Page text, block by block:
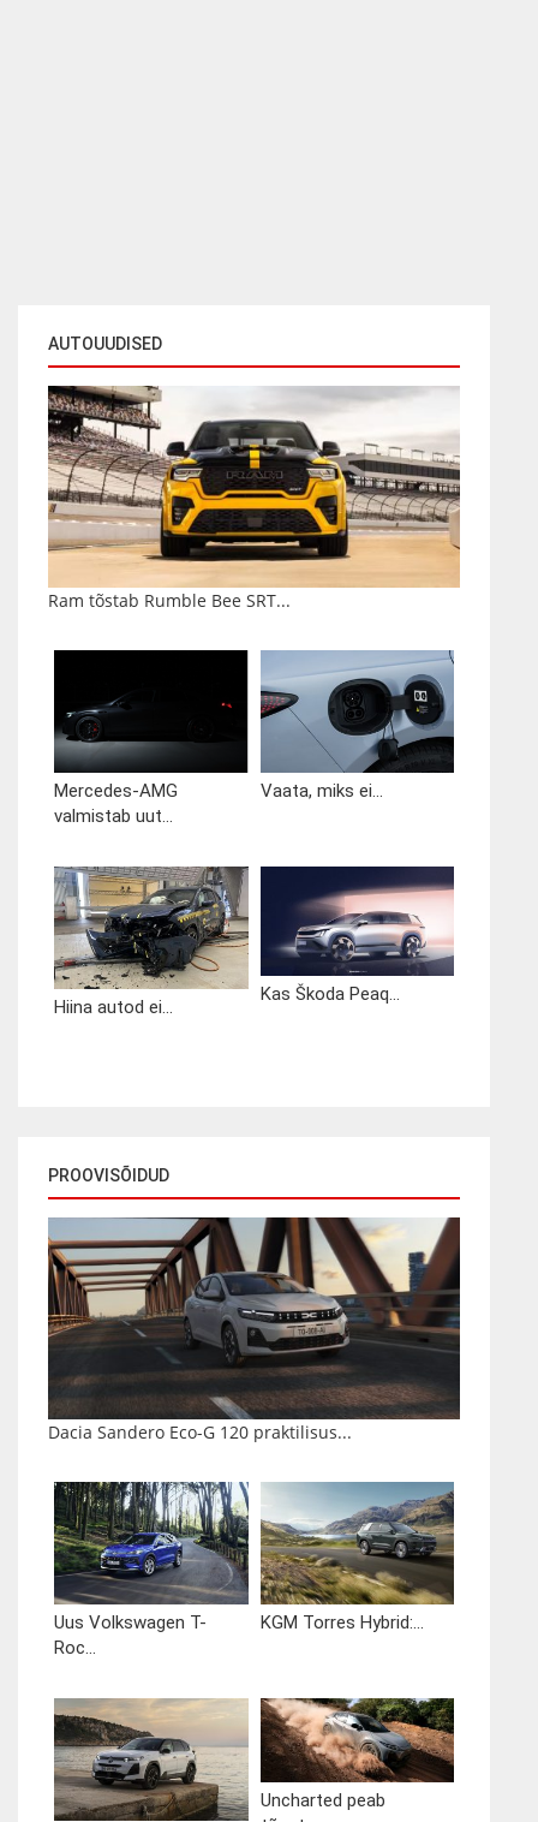
AUTOUUDISED
Ram tõstab Rumble Bee SRT...
Mercedes-AMG
valmistab uut...
Vaata, miks ei...
Hiina autod ei...
Kas Škoda Peaq...
PROOVISÕIDUD
Dacia Sandero Eco-G 120 praktilisus...
Uus Volkswagen T-
Roc...
KGM Torres Hybrid:...
Uncharted peab